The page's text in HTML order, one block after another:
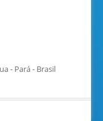
- Pará - Brasil